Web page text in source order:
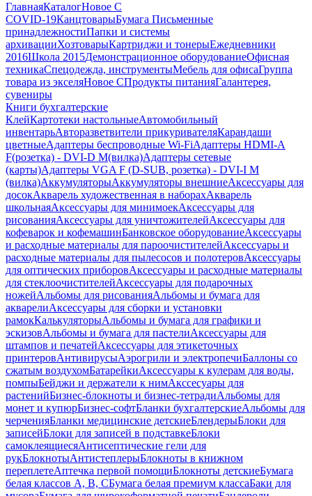
ГлавнаяКаталогНовое С
COVID-19КанцтоварыБумага Письменные
принадлежностиПапки и системы
архивацииХозтоварыКартриджи и тонерыЕжедневники
2016Школа 2015Демонстрационное оборудованиеОфисная
техникаСпецодежда, инструментыМебель для офисаГруппа
товара из экселяНовое СПродукты питанияГалантерея,
сувениры
Книги бухгалтерские
КлейКартотеки настольныеАвтомобильный
инвентарьАвторазветвители прикуривателяКарандаши
цветныеАдаптеры беспроводные Wi-FiАдаптеры HDMI-A
F(розетка) - DVI-D M(вилка)Адаптеры сетевые
(карты)Адаптеры VGA F (D-SUB, розетка) - DVI-I M
(вилка)АккумуляторыАккумуляторы внешниеАксессуары для
досокАкварель художественная в наборахАкварель
школьнаяАксессуары для минимоекАксессуары для
рисованияАксессуары для уничтожителейАксессуары для
кофеварок и кофемашинБанковское оборудованиеАксессуары
и расходные материалы для пароочистителейАксессуары и
расходные материалы для пылесосов и полотеровАксессуары
для оптических приборовАксессуары и расходные материалы
для стеклоочистителейАксессуары для подарочных
ножейАльбомы для рисованияАльбомы и бумага для
акварелиАксессуары для сборки и установки
рамокКалькуляторыАльбомы и бумага для графики и
эскизовАльбомы и бумага для пастелиАксессуары для
штампов и печатейАксессуары для этикеточных
принтеровАнтивирусыАэрогрили и электропечиБаллоны со
сжатым воздухомБатарейкиАксессуары к кулерам для воды,
помпыБейджи и держатели к нимАкссесуары для
растенийБизнес-блокноты и бизнес-тетрадиАльбомы для
монет и купюрБизнес-софтБланки бухгалтерскиеАльбомы для
черченияБланки медицинские детскиеБлендерыБлоки для
записейБлоки для записей в подставкеБлоки
самоклеящиесяАнтисептические гели для
рукБлокнотыАнтистеплерыБлокноты в книжном
переплетеАптечка первой помощиБлокноты детскиеБумага
белая классов А, В, СБумага белая премиум классаБаки для